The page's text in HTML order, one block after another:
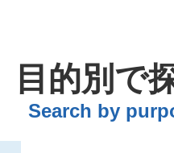
目的別で
Search by